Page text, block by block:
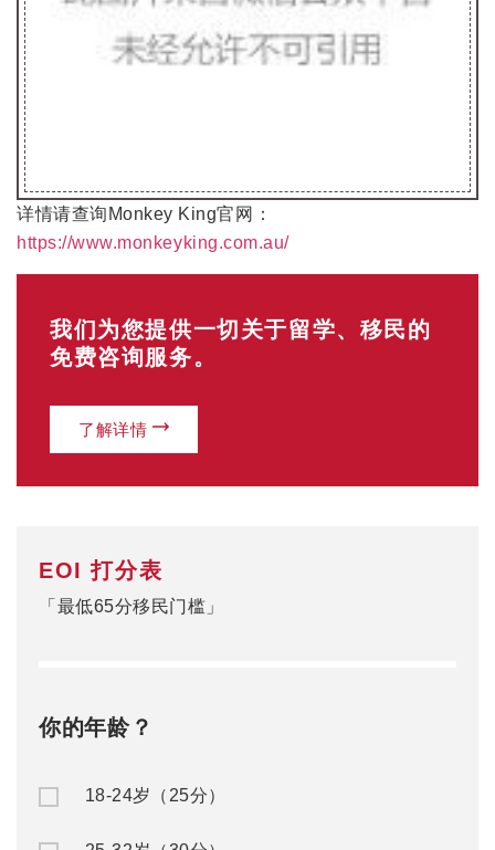
详情请查询Monkey King官网：
https://www.monkeyking.com.au/
我们为您提供一切关于留学、移民的
免费咨询服务。
了解详情
EOI 打分表
「最低65分移民门槛」
你的年龄？
18-24岁（25分）